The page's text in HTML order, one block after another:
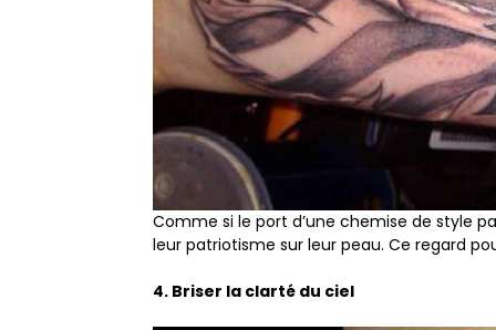
Comme si le port d’une chemise de style
leur patriotisme sur leur peau. Ce regard
4. Briser la clarté du ciel